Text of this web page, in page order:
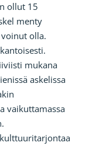
ollut 15
menty
olla.
mukana
askelissa
vaikuttamassa